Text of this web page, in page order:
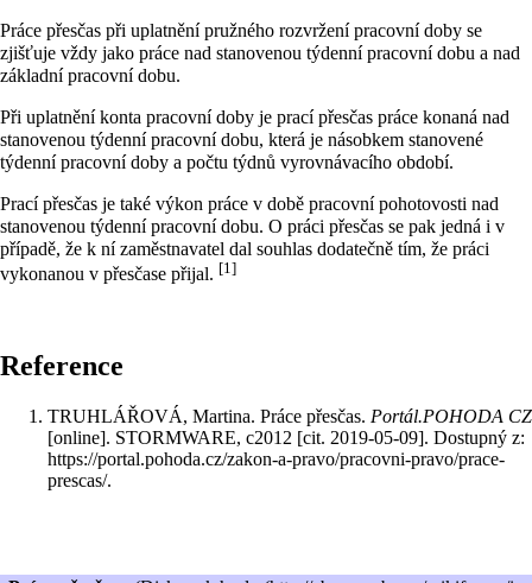
Práce přesčas při uplatnění pružného rozvržení pracovní doby se
zjišťuje vždy jako práce nad stanovenou týdenní pracovní dobu a nad
základní pracovní dobu.
Při uplatnění konta pracovní doby je prací přesčas práce konaná nad
stanovenou týdenní pracovní dobu, která je násobkem stanovené
týdenní pracovní doby a počtu týdnů vyrovnávacího období.
Prací přesčas je také výkon práce v době pracovní pohotovosti nad
stanovenou týdenní pracovní dobu. O práci přesčas se pak jedná i v
případě, že k ní zaměstnavatel dal souhlas dodatečně tím, že práci
vykonanou v přesčase přijal. [1]
Reference
TRUHLÁŘOVÁ, Martina. Práce přesčas. Portál.POHODA CZ
[online]. STORMWARE, c2012 [cit. 2019-05-09]. Dostupný z:
https://portal.pohoda.cz/zakon-a-pravo/pracovni-pravo/prace-
prescas/.